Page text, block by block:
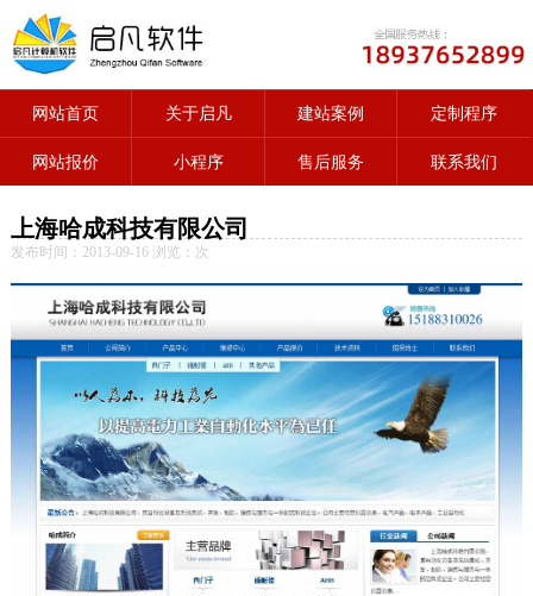
网站首页 关于启凡 建站案例 定制程序
网站报价 小程序 售后服务 联系我们
上海哈成科技有限公司
发布时间：2013-09-16 浏览： 次